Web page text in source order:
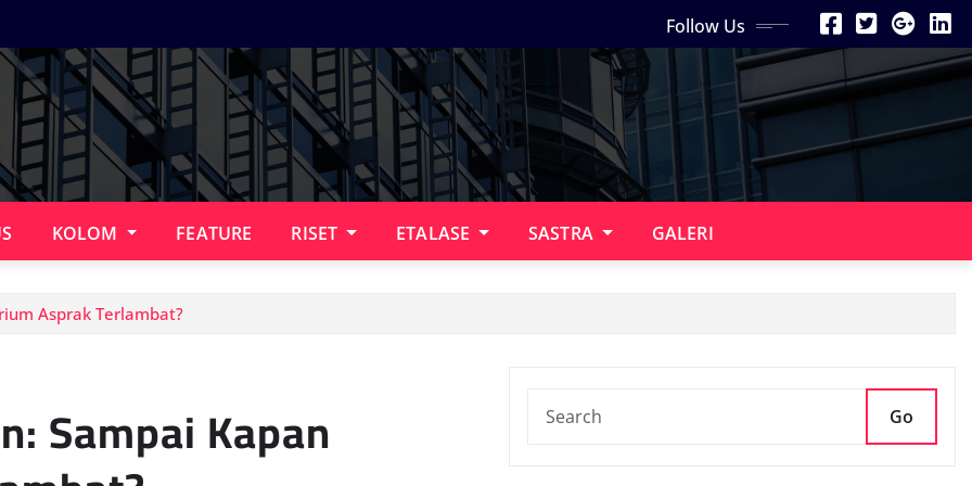
Follow Us
KOLOM FEATURE RISET ETALASE SASTRA GALERI
Asprak Terlambat?
Sampai Kapan Go